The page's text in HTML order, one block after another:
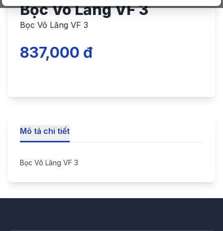
Bọc Vô Lăng VF 3
Bọc Vô Lăng VF 3
837,000 đ
Mô tả chi tiết
Bọc Vô Lăng VF 3